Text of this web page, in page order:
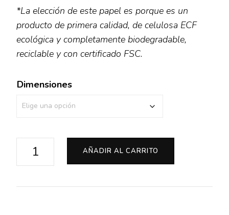
*La elección de este papel es porque es un
producto de primera calidad, de celulosa ECF
ecológica y completamente biodegradable,
reciclable y con certificado FSC.
Dimensiones
Lorenzo
AÑADIR AL CARRITO